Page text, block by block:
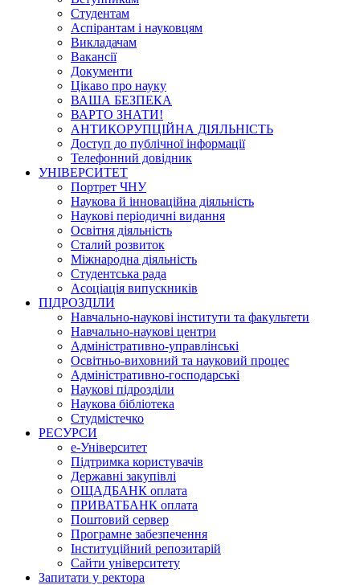
Студентам
Аспірантам і науковцям
Викладачам
Вакансії
Документи
Цікаво про науку
ВАША БЕЗПЕКА
ВАРТО ЗНАТИ!
АНТИКОРУПЦІЙНА ДІЯЛЬНІСТЬ
Доступ до публічної інформації
Телефонний довідник
УНІВЕРСИТЕТ
Портрет ЧНУ
Наукова й інноваційна діяльність
Наукові періодичні видання
Освітня діяльність
Сталий розвиток
Міжнародна діяльність
Студентська рада
Асоціація випускників
ПІДРОЗДІЛИ
Навчально-наукові інститути та факультети
Навчально-наукові центри
Адміністративно-управлінські
Освітньо-виховний та науковий процес
Адміністративно-господарські
Наукові підрозділи
Наукова бібліотека
Студмістечко
РЕСУРСИ
е-Університет
Підтримка користувачів
Державні закупівлі
ОЩАДБАНК оплата
ПРИВАТБАНК оплата
Поштовий сервер
Програмне забезпечення
Інституційний репозитарій
Сайти університету
Запитати у ректора